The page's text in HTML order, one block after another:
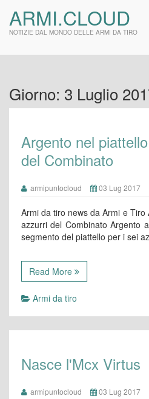
ARMI.CLOUD
NOTIZIE DAL MONDO DELLE ARMI DA TIRO
Giorno: 3 Luglio
Argento nel
del Combinato
armipuntocloud 03 Lug 2017
Armi da tiro news da Armi e
azzurri del Combinato Argento
segmento del piattello per i sei
Read More
Armi da tiro
Nasce l'Mcx Virtus
armipuntocloud 03 Lug 2017